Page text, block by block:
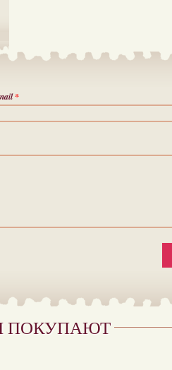
*
ПОКУПАЮТ